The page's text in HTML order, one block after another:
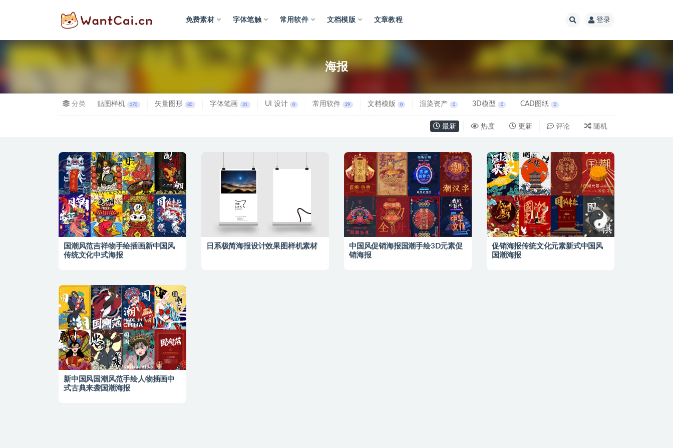
免费素材 字体笔触 常用软件 文档模版 文章教程 登录
海报
分类 贴图样机 170 矢量图形 80 字体笔画 31 UI 设计 0 常用软件 29 文档模版 0 渲染资产 0 3D模型 0 CAD图纸 0
最新 热度 更新 评论 随机
国潮风范吉祥物手绘插画新中国风
传统文化中式海报
日系极简海报设计效果图样机素材
中国风促销海报国潮手绘3D元素促
销海报
促销海报传统文化元素新式中国风
国潮海报
新中国风国潮风范手绘人物插画中
式古典来袭国潮海报